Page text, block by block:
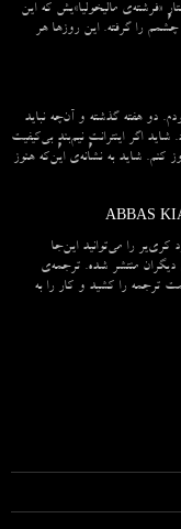
مالیخولیا»یش که این
را گرفته. این روزها هر
دو هفته گذشته و آن‌چه نباید
اگر اینترانتِ نیم‌بندِ بی‌کیفیت
کنم. شاید به نشانه‌ی این‌که هنوز
ABBAS
کری‌یر را می‌توانید این‌جا
دیگران منتشر شده. ترجمه‌ی
ترجمه را کشید و کار را به